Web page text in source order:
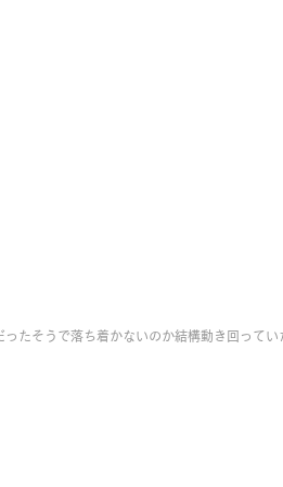
たそうで落ち着かないのか結構動き回ってい